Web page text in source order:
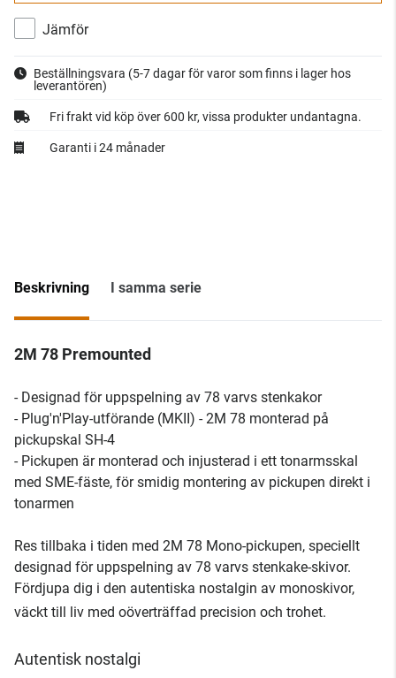
Jämför
Beställningsvara (5-7 dagar för varor som finns i lager hos
leverantören)
Fri frakt vid köp över 600 kr, vissa produkter undantagna.
Garanti i 24 månader
Beskrivning I samma serie
2M 78 Premounted
- Designad för uppspelning av 78 varvs stenkakor
- Plug'n'Play-utförande (MKII) - 2M 78 monterad på
pickupskal SH-4
- Pickupen är monterad och injusterad i ett tonarmsskal
med SME-fäste, för smidig montering av pickupen direkt i
tonarmen
Res tillbaka i tiden med 2M 78 Mono-pickupen, speciellt
designad för uppspelning av 78 varvs stenkake-skivor.
Fördjupa dig i den autentiska nostalgin av monoskivor,
väckt till liv med oöverträffad precision och trohet.
Autentisk nostalgi